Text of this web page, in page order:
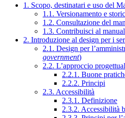
1. Scopo, destinatari e uso del
1.1. Versionamento e
1.2. Consultazione del
1.3. Contribuisci al
2. Introduzione al design per i
2.1. Design per
government)
2.2. L’approccio
2.2.1. Buone
2.2.2. Principi
2.3. Accessibilità
2.3.1. Definizione
2.3.2. Accessibilità